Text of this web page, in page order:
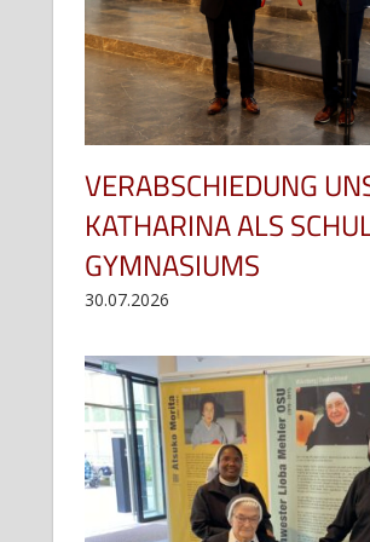
VERABSCHIEDUNG
KATHARINA ALS
GYMNASIUMS
30.07.2026